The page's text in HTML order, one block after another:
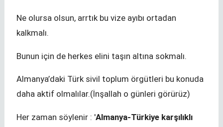
Ne olursa olsun, arrtık bu vize ayıbı ortadan
kalkmalı.
Bunun için de herkes elini taşın altına sokmalı.
Almanya’daki Türk sivil toplum örgütleri bu konuda
daha aktif olmalılar.(İnşallah o günleri görürüz)
Her zaman söylenir : 'Almanya-Türkiye karşılıklı